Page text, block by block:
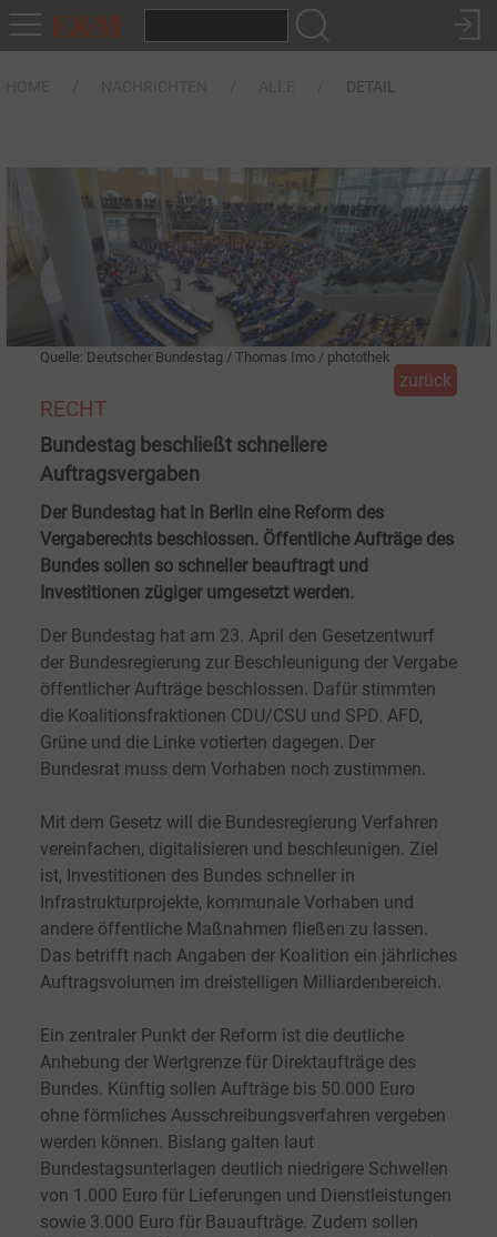
DETAIL
Quelle: Deutscher Bundestag / Thomas Imo / photothek
zurück
RECHT
Bundestag beschließt schnellere
Auftragsvergaben
Der Bundestag hat in Berlin eine Reform des
Vergaberechts beschlossen. Öffentliche Aufträge des
Bundes sollen so schneller beauftragt und
Investitionen zügiger umgesetzt werden.
Der Bundestag hat am 23. April den Gesetzentwurf
der Bundesregierung zur Beschleunigung der Vergabe
öffentlicher Aufträge beschlossen. Dafür stimmten
die Koalitionsfraktionen CDU/CSU und SPD. AFD,
Grüne und die Linke votierten dagegen. Der
Bundesrat muss dem Vorhaben noch zustimmen.
Mit dem Gesetz will die Bundesregierung Verfahren
vereinfachen, digitalisieren und beschleunigen. Ziel
ist, Investitionen des Bundes schneller in
Infrastrukturprojekte, kommunale Vorhaben und
andere öffentliche Maßnahmen fließen zu lassen.
Das betrifft nach Angaben der Koalition ein jährliches
Auftragsvolumen im dreistelligen Milliardenbereich.
Ein zentraler Punkt der Reform ist die deutliche
Anhebung der Wertgrenze für Direktaufträge des
Bundes. Künftig sollen Aufträge bis 50.000 Euro
ohne förmliches Ausschreibungsverfahren vergeben
werden können. Bislang galten laut
Bundestagsunterlagen deutlich niedrigere Schwellen
von 1.000 Euro für Lieferungen und Dienstleistungen
sowie 3.000 Euro für Bauaufträge. Zudem sollen